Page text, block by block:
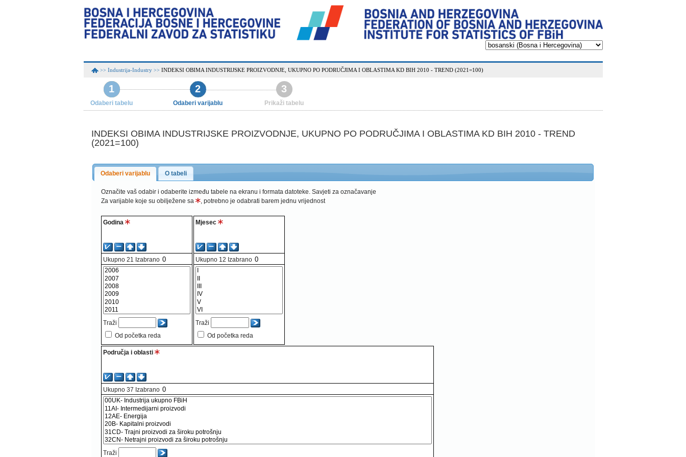
>> Industrija-Industry >> INDEKSI OBIMA INDUSTRIJSKE PROIZVODNJE, UKUPNO PO PODRUČJIMA I OBLASTIMA KD BIH 2010 - TREND (2021=100)
1
Odaberi tabelu
2
Odaberi varijablu
3
Prikaži tabelu
INDEKSI OBIMA INDUSTRIJSKE PROIZVODNJE, UKUPNO PO PODRUČJIMA I OBLASTIMA KD BIH 2010 - TREND
(2021=100)
Odaberi varijablu O tabeli
Označite vaš odabir i odaberite između tabele na ekranu i formata datoteke. Savjeti za označavanje
Za varijable koje su obilježene sa
, potrebno je odabrati barem jednu vrijednost
Godina
Ukupno 21 Izabrano
Traži
Od početka reda
Mjesec
Ukupno 12 Izabrano
Traži
Od početka reda
Područja i oblasti
Ukupno 37 Izabrano
Traži